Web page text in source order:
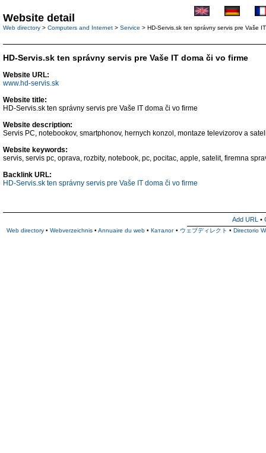
HD-Servis.sk ten správny servis pre Vaše IT doma či vo firme
Website URL:
www.hd-servis.sk
Website title:
HD-Servis.sk ten správny servis pre Vaše IT doma či vo firme
Website description:
Servis PC, notebookov, smartphonov, hernych konzol, montaze televizorov a
Website keywords:
servis, servis pc, oprava, rozbity, notebook, pc, pocitac, apple, satelit, firemna
Backlink URL:
HD-Servis.sk ten správny servis pre Vaše IT doma či vo firme
Add URL •
Web directory • Webverzeichnis • Annuaire du web • Каталог • ウェブディレクト • Directorio
Website detail
Web directory > Computers and Internet > Service > HD-Servis.sk ten správny servis pre Vaše